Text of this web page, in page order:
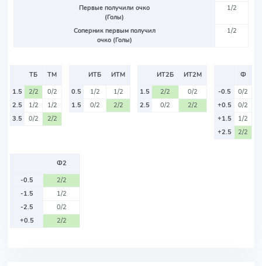
Первые получили очко
(Голы)
1/2
Соперник первым получил
очко (Голы)
1/2
ТБ
ТМ
1.5
2/2
0/2
2.5
1/2
1/2
3.5
0/2 2/2
ИТБ
ИТМ
0.5
1/2
1/2
1.5
0/2 2/2
ИТ2Б
ИТ2М
1.5
2/2
0/2
2.5
0/2 2/2
Ф
-0.5
0/2
+0.5
0/2
+1.5
1/2
+2.5
2/2
Ф2
-0.5
2/2
-1.5
1/2
-2.5
0/2
+0.5
2/2